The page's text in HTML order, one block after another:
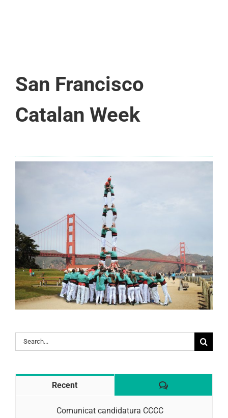
San Francisco
Catalan Week
Search
for:
Recent Comentaris
Comunicat candidatura CCCC